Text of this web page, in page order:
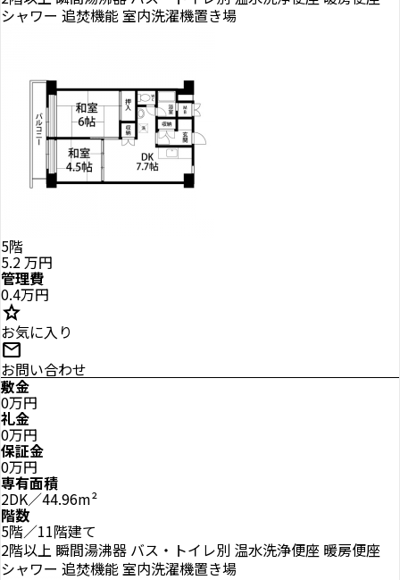
シャワー 追焚機能室内洗濯機置き場
5階
5.2万円
管理費
0.4万円
star
お気に入り
mail
お問い合わせ
敷金
0万円
礼金
0万円
保証金
0万円
専有面積
2DK／44.96m²
階数
5階／11階建て
2階以上 瞬間湯沸器 バス・トイレ別 温水洗浄便座 暖房便座
シャワー 追焚機能 室内洗濯機置き場